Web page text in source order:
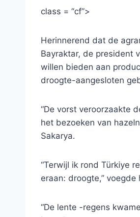
class = “cf”>
Herinnerend dat de
Bayraktar, de president
willen bieden aan
droogte-aangesloten
“De vorst veroorzaakte
het bezoeken van
Sakarya.
“Terwijl ik rond Türkiye
eraan: droogte,” voegde
“De lente -regens